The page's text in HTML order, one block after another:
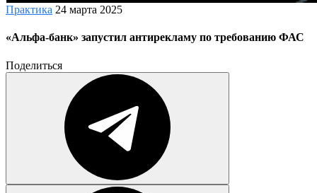
Практика 24 марта 2025
«Альфа-банк» запустил антирекламу по требованию ФАС
Поделиться